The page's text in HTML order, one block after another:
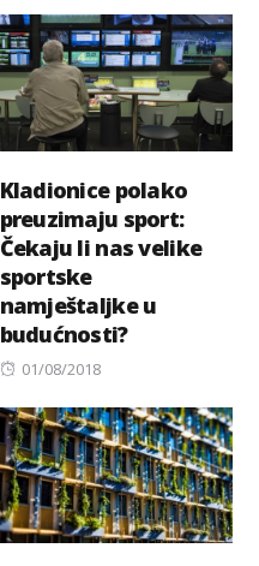
Kladionice polako
preuzimaju sport:
Čekaju li nas velike
sportske
namještaljke u
budućnosti?
Posted
01/08/2018